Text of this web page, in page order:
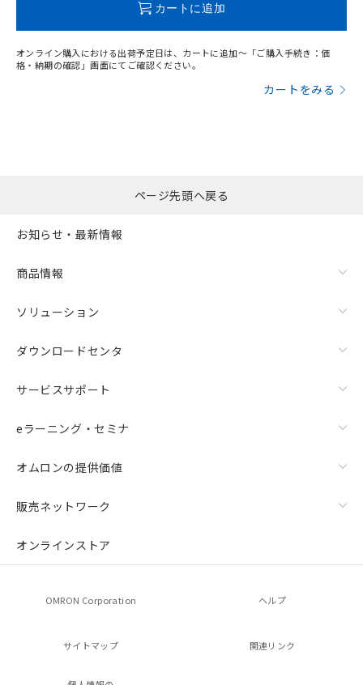
カートに追加
オンライン購入における出荷予定日は、カートに追加～「ご購入手続き：価
格・納期の確認」画面にてご確認ください。
カートをみる
ページ先頭へ戻る
お知らせ・最新情報
商品情報
ソリューション
ダウンロードセンタ
サービスサポート
eラーニング・セミナ
オムロンの提供価値
販売ネットワーク
オンラインストア
OMRON Corporation ヘルプ
サイトマップ 関連リンク